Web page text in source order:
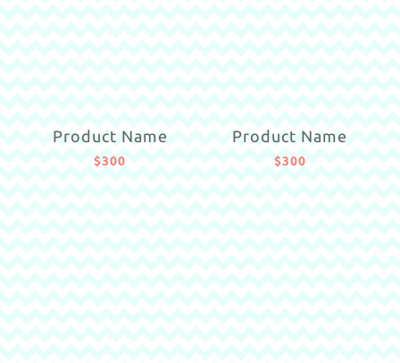
Product Name
$300
Product Name
$300